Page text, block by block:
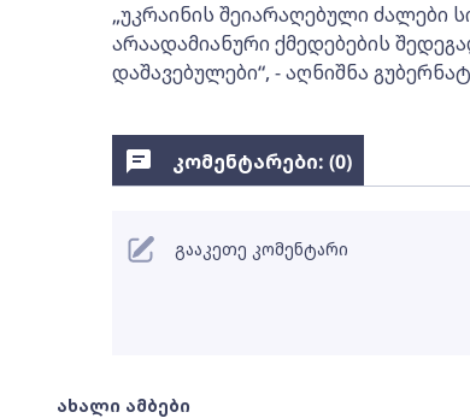
„უკრაინის შეიარაღებული ძალები
არაადამიანური ქმედებების
დაშავებულები“, - აღნიშნა
ახალი ამბები
კომენტარები: (0)
გააკეთე კომენტარი